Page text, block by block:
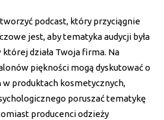
podcast, który przyciągnie
jest, aby tematyka audycji była
działa Twoja firma. Na
piękności mogą dyskutować o
produktach kosmetycznych,
poruszać tematykę
producenci odzieży